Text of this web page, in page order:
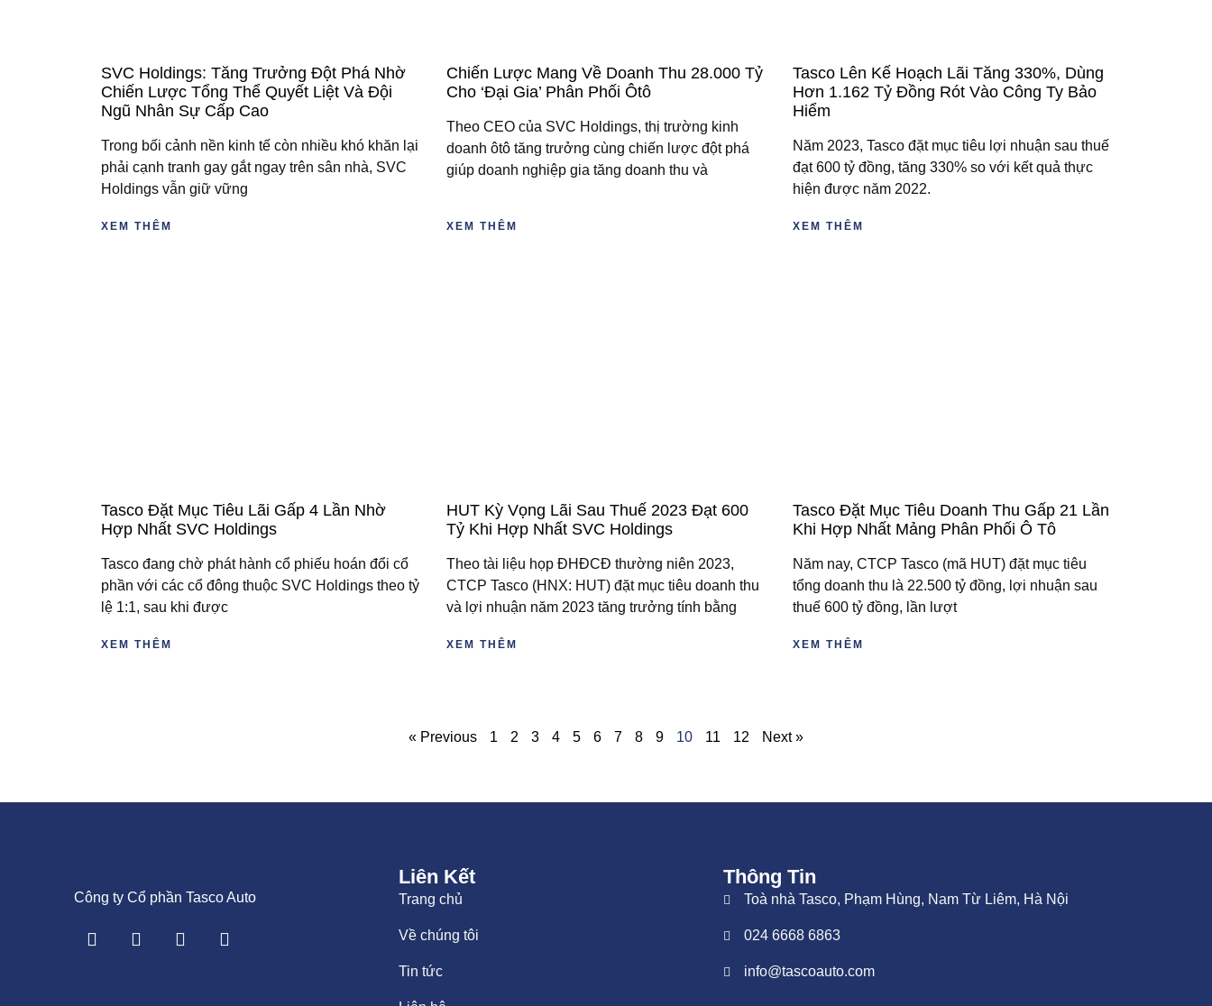
SVC Holdings: Tăng Trưởng Đột Phá Nhờ
Chiến Lược Tổng Thể Quyết Liệt Và Đội
Ngũ Nhân Sự Cấp Cao
Trong bối cảnh nền kinh tế còn nhiều khó khăn lại
phải cạnh tranh gay gắt ngay trên sân nhà, SVC
Holdings vẫn giữ vững
XEM THÊM
Chiến Lược Mang Về Doanh Thu 28.000 Tỷ
Cho ‘đại Gia’ Phân Phối Ôtô
Theo CEO của SVC Holdings, thị trường kinh
doanh ôtô tăng trưởng cùng chiến lược đột phá
giúp doanh nghiệp gia tăng doanh thu và
XEM THÊM
Tasco Lên Kế Hoạch Lãi Tăng 330%, Dùng
Hơn 1.162 Tỷ Đồng Rót Vào Công Ty Bảo
Hiểm
Năm 2023, Tasco đặt mục tiêu lợi nhuận sau thuế
đạt 600 tỷ đồng, tăng 330% so với kết quả thực
hiện được năm 2022.
XEM THÊM
Tasco Đặt Mục Tiêu Lãi Gấp 4 Lần Nhờ
Hợp Nhất SVC Holdings
Tasco đang chờ phát hành cổ phiếu hoán đổi cổ
phần với các cổ đông thuộc SVC Holdings theo tỷ
lệ 1:1, sau khi được
XEM THÊM
HUT Kỳ Vọng Lãi Sau Thuế 2023 Đạt 600
Tỷ Khi Hợp Nhất SVC Holdings
Theo tài liệu họp ĐHĐCĐ thường niên 2023,
CTCP Tasco (HNX: HUT) đặt mục tiêu doanh thu
và lợi nhuận năm 2023 tăng trưởng tính bằng
XEM THÊM
Tasco Đặt Mục Tiêu Doanh Thu Gấp 21 Lần
Khi Hợp Nhất Mảng Phân Phối Ô Tô
Năm nay, CTCP Tasco (mã HUT) đặt mục tiêu
tổng doanh thu là 22.500 tỷ đồng, lợi nhuận sau
thuế 600 tỷ đồng, lần lượt
XEM THÊM
« Previous 1 2 3 4 5 6 7 8 9 10 11 12 Next »
Công ty Cổ phần Tasco Auto
Liên Kết
Trang chủ
Về chúng tôi
Tin tức
Thông Tin
Toà nhà Tasco, Phạm Hùng, Nam Từ Liêm, Hà Nội
024 6668 6863
info@tascoauto.com